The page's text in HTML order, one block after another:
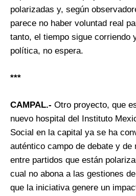
polarizadas y, según
parece no haber voluntad real
tanto, el tiempo sigue corriendo
política, no espera.
***
CAMPAL.- Otro proyecto, que
nuevo hospital del Instituto
Social en la capital ya se ha
auténtico campo de debate y de
entre partidos que están
cual no abona a las gestiones
que la iniciativa genere un